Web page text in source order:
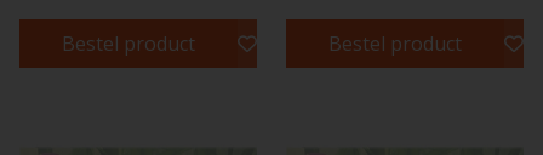
Bestel product Bestel product